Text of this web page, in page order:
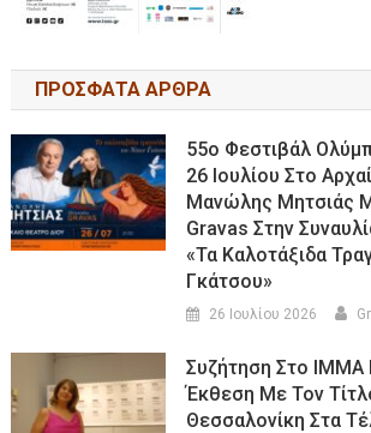
ΠΡΟΣΦΑΤΑ ΑΡΘΡΑ
55ο Φεστιβάλ
26 Ιουλίου Στο
Μανώλης Μητσιάς
Gravas Στην
«τα Καλοτάξιδα
Γκάτσου»
26 Ιουλίου 2026
Συζήτηση Στο ΙΜΜΑ
Έκθεση Με Τον
Θεσσαλονίκη Στα